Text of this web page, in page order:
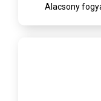
Alacsony